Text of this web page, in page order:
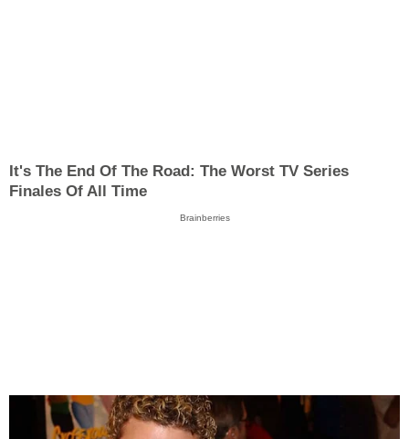
It's The End Of The Road: The Worst TV Series
Finales Of All Time
Brainberries